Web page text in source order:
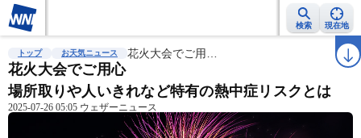
検索 現在地
雨雲レーダー 台風情報 地震情報 ラ
トップ お天気ニュース 花火大会でご用…
花火大会でご用心
場所取りや人いきれなど特有の熱中症リスクとは
2025-07-26 05:05 ウェザーニュース